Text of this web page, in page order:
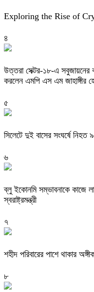
Exploring the Rise of
৪
উত্তরা সেক্টর-১৮-এ সবুজায়নের
করলেন এমপি এস এম জাহাঙ্গীর
৫
সিলেটে দুই বাসের সংঘর্ষে নিহত ৯
৬
ব্লু ইকোনমি সম্ভাবনাকে কাজে
স্বরাষ্ট্রমন্ত্রী
৭
শহীদ পরিবারের পাশে থাকার
৮